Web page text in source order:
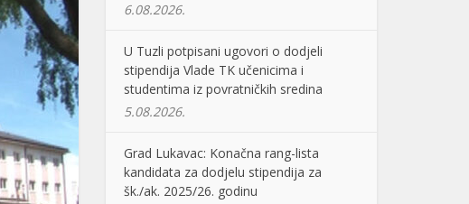
6.08.2026.
U Tuzli potpisani ugovori o dodjeli
stipendija Vlade TK učenicima i
studentima iz povratničkih sredina
5.08.2026.
Grad Lukavac: Konačna rang-lista
kandidata za dodjelu stipendija za
šk./ak. 2025/26. godinu